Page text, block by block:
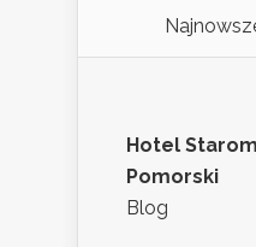
Hotel
Pomorski
Blog